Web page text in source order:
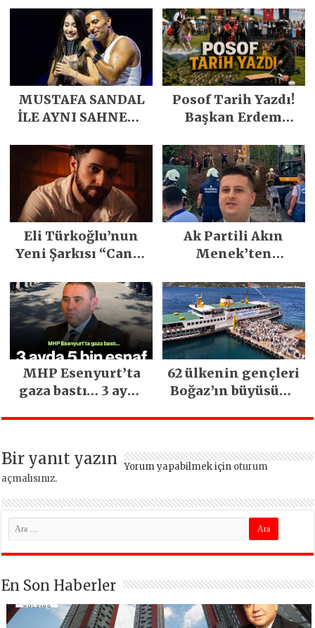
MUSTAFA SANDAL
İLE AYNI SAHNEDE
Posof Tarih Yazdı!
Başkan Erdem
Emeğiyle Son
Yılların En Büyük
Festivali
Gerçekleşti
Eli Türkoğlu’nun
Yeni Şarkısı “Canın
İlgi Gördü!..
Ak Partili Akın
Menek’ten
heyelan sonrası
kritik uyarı
MHP Esenyurt’ta
gaza bastı… 3 ayda
edildi
62 ülkenin gençleri
Boğaz’ın büyüsüne
Bir yanıt yazın Yorum yapabilmek için oturum
açmalısınız.
En Son Haberler